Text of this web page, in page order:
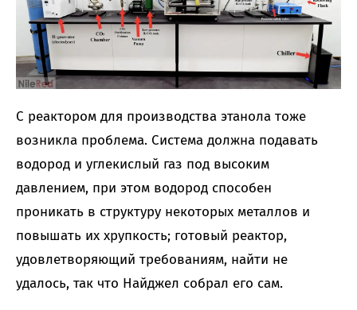
С реактором для производства этанола тоже
возникла проблема. Система должна подавать
водород и углекислый газ под высоким
давлением, при этом водород способен
проникать в структуру некоторых металлов и
повышать их хрупкость; готовый реактор,
удовлетворяющий требованиям, найти не
удалось, так что Найджел собрал его сам.